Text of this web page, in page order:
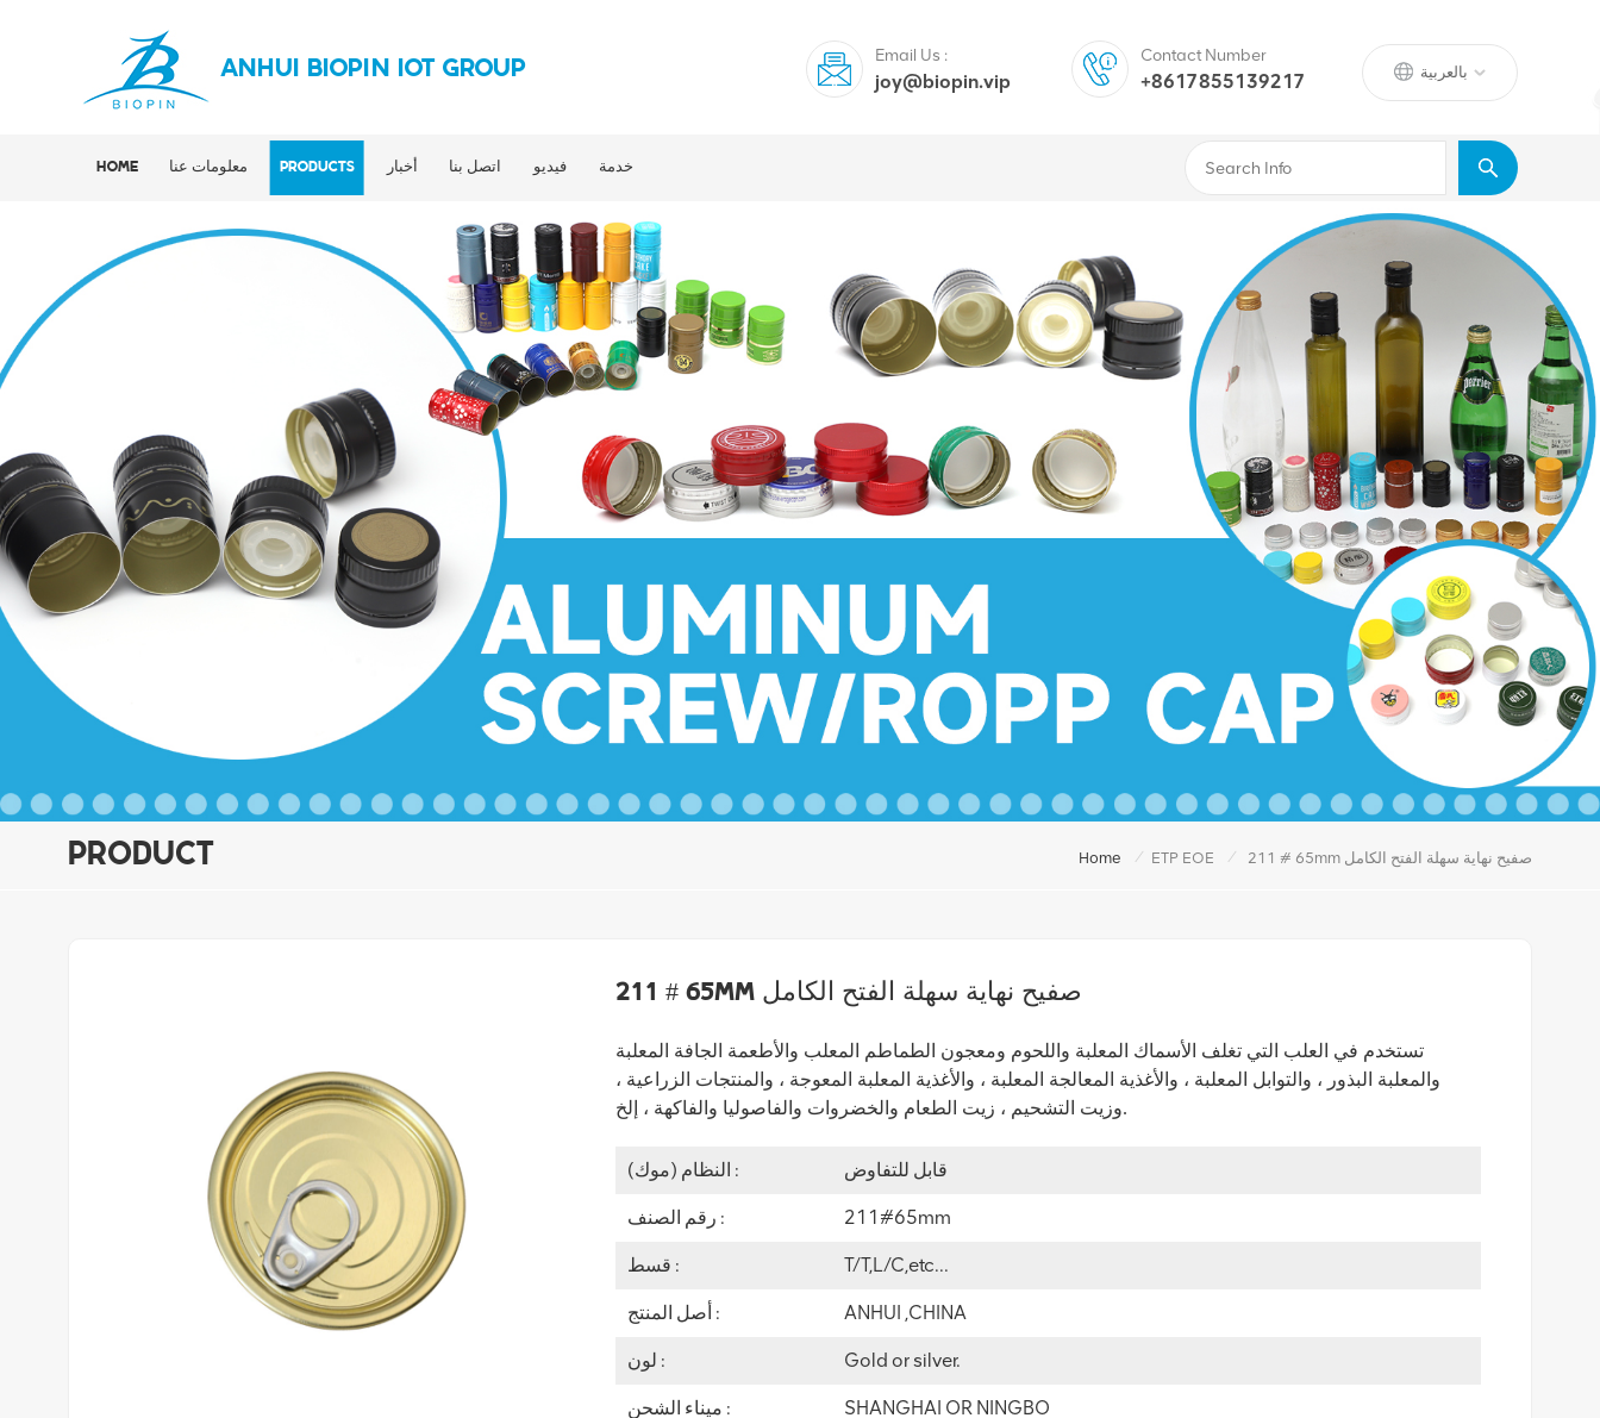
ANHUI BIOPIN IOT GROUP بالعربية
Email Us :
joy@biopin.vip
Contact Number
+8617855139217
HOME معلومات عنا PRODUCTS أخبار اتصل بنا فيديو خدمة
PRODUCT Home / ETP EOE / 211 # 65mm صفيح نهاية سهلة الفتح الكامل
211 # 65mm صفيح نهاية سهلة الفتح الكامل
تستخدم في العلب التي تغلف الأسماك المعلبة واللحوم ومعجون الطماطم المعلب والأطعمة الجافة المعلبة
والمعلبة البذور ، والتوابل المعلبة ، والأغذية المعالجة المعلبة ، والأغذية المعلبة المعوجة ، والمنتجات الزراعية ،
وزيت التشحيم ،زيت الطعام والخضروات والفاصوليا والفاكهة ، إلخ.
النظام (موك) : قابل للتفاوض
رقم الصنف : 211#65mm
قسط : T/T,L/C,etc...
أصل المنتج : ANHUI ,CHINA
لون : Gold or silver.
ميناء الشحن : SHANGHAI OR NINGBO